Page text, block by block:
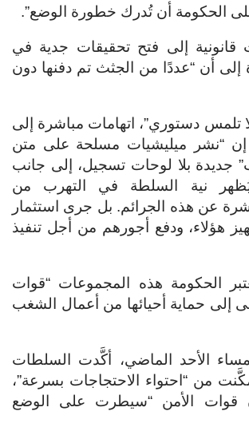
الحكومة أن تُدرك خطورة الوضع”.
إلى فتح تحقيقات جدية في
إلى أن “عددًا من الجثث تم دفنها دون
تلمس دستوري”، اتهامات مباشرة إلى
إن “نشر ميليشيات مسلحة على متن
جديدة بلا لوحات تسجيل، إلى جانب
نية السلطة في التهرب من
عن هذه الجرائم. بل جرى استثمار
هؤلاء، ودفع أجورهم من أجل تنفيذ
الحكومة هذه المجموعات “قوات
إلى حماية أحيائها من أعمال الشغب
الأحد الماضي، أكَّدت السلطات
من “احتواء الاحتجاجات بسرعة”،
قوات الأمن “سيطرت على الوضع